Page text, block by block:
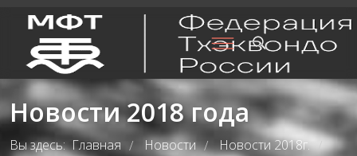
Новости 2018 года
Вы здесь:Главная / Новости / Новости 2018г. /